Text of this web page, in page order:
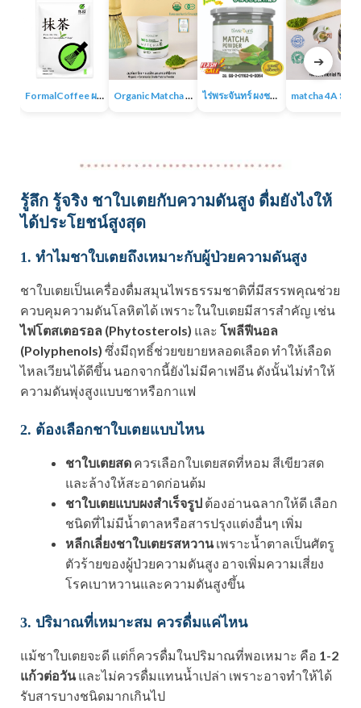
FormalCoffee ผงชาเขียวมัทฉะ แท้ 100% ญี่ปุ่น เกรดพรีเมี่ยม Matcha Green Tea Organic Matcha 4A+ผงชาเขียวมัทฉะเกรดพิธีการ ออร์แกนิก 100% ไม่มีน้ำตาล ไม่มีสารเติมแต่ง ไร่พระจันทร์ ผงชาเขียวมัทฉะ Matcha Powder 100% ไม่แต่งสี กลิ่น ไม่ผสมน้ำตาล
➔
รู้ลึก รู้จริง ชาใบเตยกับความดันสูง ดื่มยังไงให้
ได้ประโยชน์สูงสุด
1. ทำไมชาใบเตยถึงเหมาะกับผู้ป่วยความดันสูง
ชาใบเตยเป็นเครื่องดื่มสมุนไพรธรรมชาติที่มีสรรพคุณช่วย
ควบคุมความดันโลหิตได้ เพราะในใบเตยมีสารสำคัญ เช่น
ไฟโตสเตอรอล (Phytosterols) และ โพลีฟีนอล
(Polyphenols) ซึ่งมีฤทธิ์ช่วยขยายหลอดเลือด ทำให้เลือด
ไหลเวียนได้ดีขึ้น นอกจากนี้ยังไม่มีคาเฟอีน ดังนั้นไม่ทำให้
ความดันพุ่งสูงแบบชาหรือกาแฟ
2. ต้องเลือกชาใบเตยแบบไหน
ชาใบเตยสด ควรเลือกใบเตยสดที่หอม สีเขียวสด
และล้างให้สะอาดก่อนต้ม
ชาใบเตยแบบผงสำเร็จรูป ต้องอ่านฉลากให้ดี เลือก
ชนิดที่ไม่มีน้ำตาลหรือสารปรุงแต่งอื่นๆ เพิ่ม
หลีกเลี่ยงชาใบเตยรสหวานเพราะน้ำตาลเป็นศัตรู
ตัวร้ายของผู้ป่วยความดันสูง อาจเพิ่มความเสี่ยง
โรคเบาหวานและความดันสูงขึ้น
3. ปริมาณที่เหมาะสม ควรดื่มแค่ไหน
แม้ชาใบเตยจะดี แต่ก็ควรดื่มในปริมาณที่พอเหมาะ คือ 1-2
แก้วต่อวันและไม่ควรดื่มแทนน้ำเปล่า เพราะอาจทำให้ได้
รับสารบางชนิดมากเกินไป